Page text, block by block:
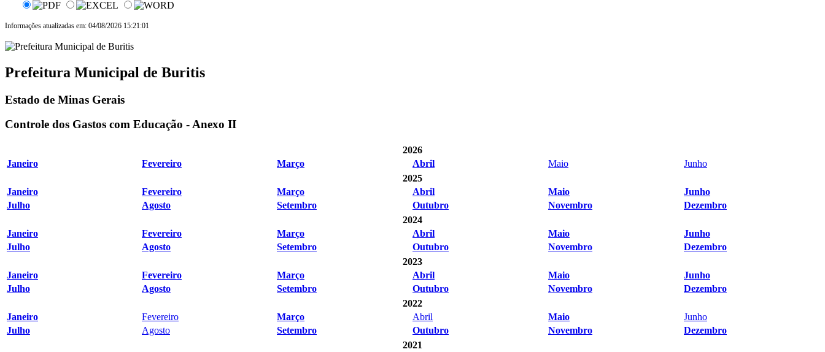
Informações atualizadas em: 04/08/2026 15:21:01
Prefeitura Municipal de Buritis
Estado de Minas Gerais
Controle dos Gastos com Educação - Anexo II
2026
Janeiro
Fevereiro Março Abril Maio
Junho
2025
Janeiro
Fevereiro Março Abril Maio
Junho
Julho
Agosto Setembro Outubro Novembro
Dezembro
2024
Janeiro
Fevereiro Março Abril Maio
Junho
Julho
Agosto Setembro Outubro Novembro
Dezembro
2023
Janeiro
Fevereiro Março Abril Maio
Junho
Julho
Agosto Setembro Outubro Novembro
Dezembro
2022
Janeiro
Fevereiro Março Abril Maio
Junho
Julho
Agosto Setembro Outubro Novembro
Dezembro
2021